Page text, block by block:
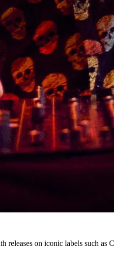
on iconic labels such